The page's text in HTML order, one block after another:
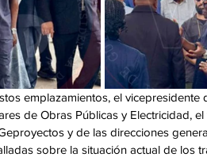
emplazamientos, el
de Obras Públicas y Electricidad,
y de las direcciones
sobre la situación actual de los